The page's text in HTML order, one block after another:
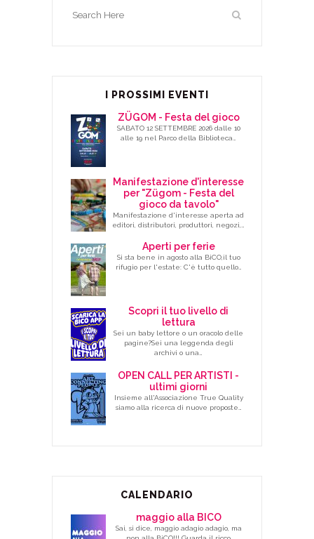
I PROSSIMI EVENTI
ZÜGOM - Festa del gioco
SABATO 12 SETTEMBRE 2026 dalle 10
alle 19 nel Parco della Biblioteca…
Manifestazione d'interesse
per "Zügom - Festa del
gioco da tavolo"
Manifestazione d'interesse aperta ad
editori, distributori, produttori, negozi,…
Aperti per ferie
Si sta bene in agosto alla BiCO,il tuo
rifugio per l'estate: C'è tutto quello…
Scopri il tuo livello di
lettura
Sei un baby lettore o un oracolo delle
pagine?Sei una leggenda degli
archivi o una…
OPEN CALL PER ARTISTI -
ultimi giorni
Insieme all'Associazione True Quality
siamo alla ricerca di nuove proposte…
CALENDARIO
maggio alla BICO
Sai, si dice, maggio adagio adagio, ma